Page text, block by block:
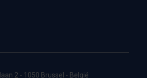
2 - 1050 Brussel - België